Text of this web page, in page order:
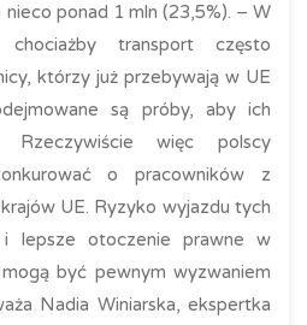
ponad 1 mln (23,5%). – W
transport często
którzy już przebywają w UE
są próby, aby ich
więc polscy
o pracowników z
UE. Ryzyko wyjazdu tych
lepsze otoczenie prawne w
być pewnym wyzwaniem
Nadia Winiarska, ekspertka